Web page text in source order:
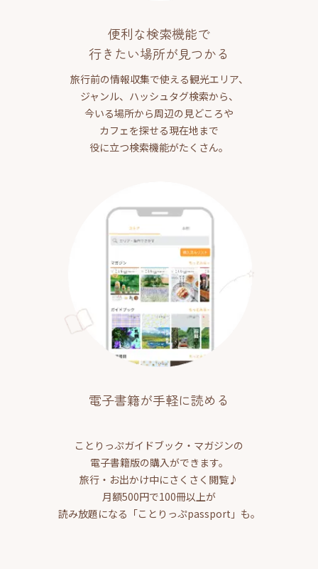
便利な検索機能で
行きたい場所が見つかる
旅行前の情報収集で使える観光エリア、
ジャンル、ハッシュタグ検索から、
今いる場所から周辺の見どころや
カフェを探せる現在地まで
役に立つ検索機能がたくさん。
電子書籍が手軽に読める
ことりっぷガイドブック・マガジンの
電子書籍版の購入ができます。
旅行・お出かけ中にさくさく閲覧♪
月額500円で100冊以上が
読み放題になる「ことりっぷpassport」も。